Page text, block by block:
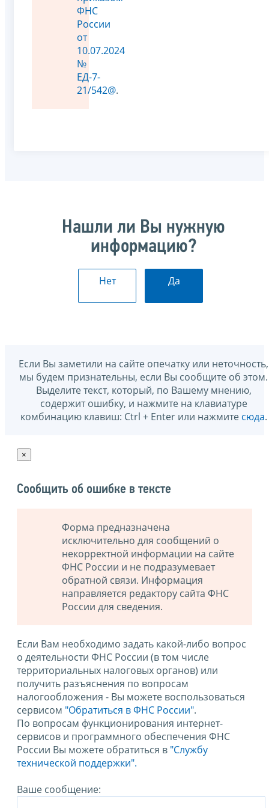
ФНС
России
от
10.07.2024
№
ЕД-7-
21/542@.
Нашли ли Вы нужную
информацию?
Нет Да
Если Вы заметили на сайте опечатку или неточность,
мы будем признательны, если Вы сообщите об этом.
Выделите текст, который, по Вашему мнению,
содержит ошибку, и нажмите на клавиатуре
комбинацию клавиш: Ctrl + Enter или нажмите сюда.
×
Сообщить об ошибке в тексте
Форма предназначена
исключительно для сообщений о
некорректной информации на сайте
ФНС России и не подразумевает
обратной связи. Информация
направляется редактору сайта ФНС
России для сведения.
Если Вам необходимо задать какой-либо вопрос
о деятельности ФНС России (в том числе
территориальных налоговых органов) или
получить разъяснения по вопросам
налогообложения - Вы можете воспользоваться
сервисом "Обратиться в ФНС России".
По вопросам функционирования интернет-
сервисов и программного обеспечения ФНС
России Вы можете обратиться в "Службу
технической поддержки".
Ваше сообщение: